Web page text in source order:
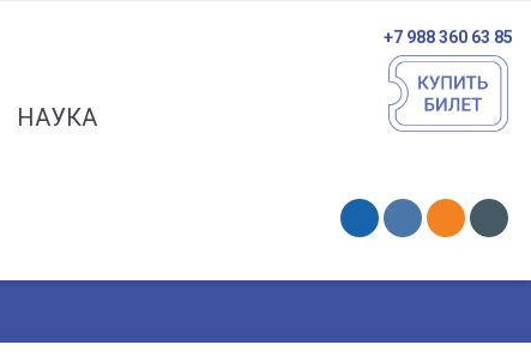
НАУКА
+7 988 360 63 85